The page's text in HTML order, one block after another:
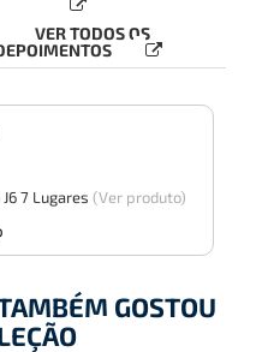
VER TODOS OS
7 Lugares (Ver produto)
GOSTOU